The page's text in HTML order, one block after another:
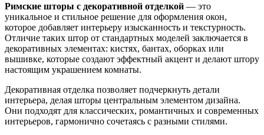
Римские шторы с декоративной отделкой — это
уникальное и стильное решение для оформления окон,
которое добавляет интерьеру изысканность и текстурность.
Отличие таких штор от стандартных моделей заключается в
декоративных элементах: кистях, бантах, оборках или
вышивке, которые создают эффектный акцент и делают штору
настоящим украшением комнаты.
Декоративная отделка позволяет подчеркнуть детали
интерьера, делая шторы центральным элементом дизайна.
Они подходят для классических, романтичных и современных
интерьеров, гармонично сочетаясь с разными стилями.